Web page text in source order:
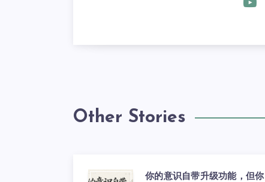
Other Stories
你的意识自带升级功能，但你